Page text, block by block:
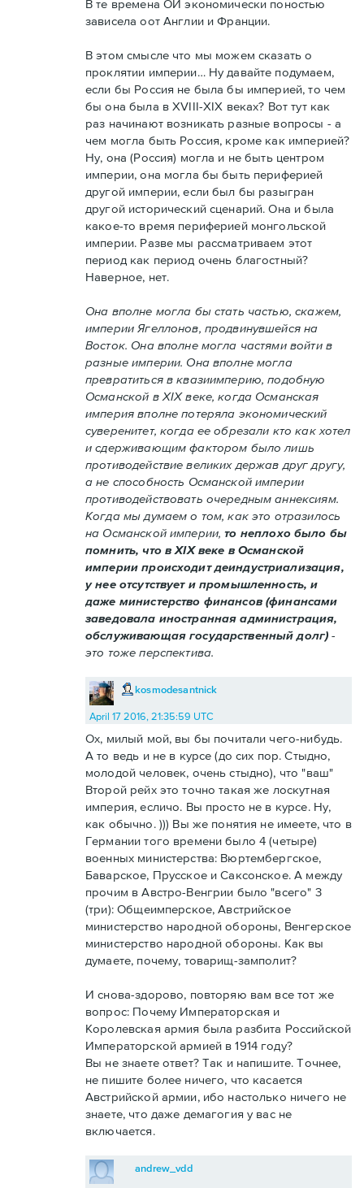
В те времена ОИ экономически поностью
зависела оот Англии и Франции.
В этом смысле что мы можем сказать о
проклятии империи… Ну давайте подумаем,
если бы Россия не была бы империей, то чем
бы она была в XVIII-XIX веках? Вот тут как
раз начинают возникать разные вопросы - а
чем могла быть Россия, кроме как империей?
Ну, она (Россия) могла и не быть центром
империи, она могла бы быть периферией
другой империи, если был бы разыгран
другой исторический сценарий. Она и была
какое-то время периферией монгольской
империи. Разве мы рассматриваем этот
период как период очень благостный?
Наверное, нет.
Она вполне могла бы стать частью, скажем,
империи Ягеллонов, продвинувшейся на
Восток. Она вполне могла частями войти в
разные империи. Она вполне могла
превратиться в квазиимперию, подобную
Османской в XIX веке, когда Османская
империя вполне потеряла экономический
суверенитет, когда ее обрезали кто как хотел
и сдерживающим фактором было лишь
противодействие великих держав друг другу,
а не способность Османской империи
противодействовать очередным аннексиям.
Когда мы думаем о том, как это отразилось
на Османской империи,то неплохо было бы
помнить, что в XIX веке в Османской
империи происходит деиндустриализация,
у нее отсутствует и промышленность, и
даже министерство финансов (финансами
заведовала иностранная администрация,
обслуживающая государственный долг)-
это тоже перспектива.
kosmodesantnick
April 17 2016, 21:35:59 UTC
Ох, милый мой, вы бы почитали чего-нибудь.
А то ведь и не в курсе (до сих пор. Стыдно,
молодой человек, очень стыдно), что "ваш"
Второй рейх это точно такая же лоскутная
империя, есличо. Вы просто не в курсе. Ну,
как обычно. ))) Вы же понятия не имеете, что в
Германии того времени было 4 (четыре)
военных министерства: Вюртембергское,
Баварское, Прусское и Саксонское. А между
прочим в Австро-Венгрии было "всего" 3
(три): Общеимперское, Австрийское
министерство народной обороны, Венгерское
министерство народной обороны. Как вы
думаете, почему, товарищ-замполит?
И снова-здорово, повторяю вам все тот же
вопрос: Почему Императорская и
Королевская армия была разбита Российской
Императорской армией в 1914 году?
Вы не знаете ответ? Так и напишите. Точнее,
не пишите более ничего, что касается
Австрийской армии, ибо настолько ничего не
знаете, что даже демагогия у вас не
включается.
andrew_vdd